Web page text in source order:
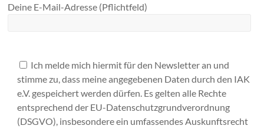
Deine E-Mail-Adresse (Pflichtfeld)
Ich melde mich hiermit für den Newsletter an und
stimme zu, dass meine angegebenen Daten durch den IAK
e.V. gespeichert werden dürfen. Es gelten alle Rechte
entsprechend der EU-Datenschutzgrundverordnung
(DSGVO), insbesondere ein umfassendes Auskunftsrecht